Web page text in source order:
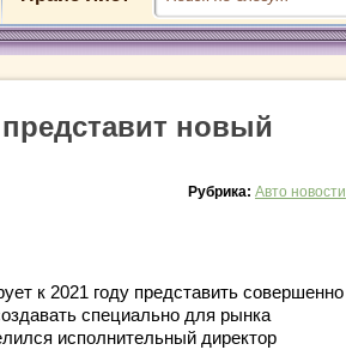
новый
Рубрика: Авто новости
к 2021 году представить совершенно
специально для рынка
исполнительный директор